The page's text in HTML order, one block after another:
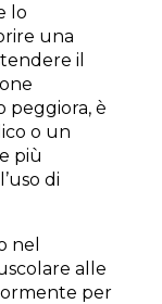
lo
una
il
peggiora, è
o un
più
di
nel
alle
per